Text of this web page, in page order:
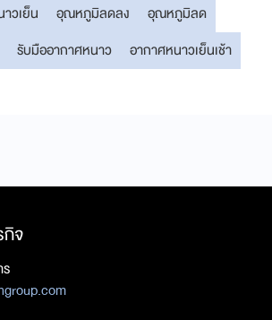
วเย็น
อุณหภูมิลดลง
อุณหภูมิลด
รับมืออากาศหนาว อากาศหนาวเย็นเช้า
จ